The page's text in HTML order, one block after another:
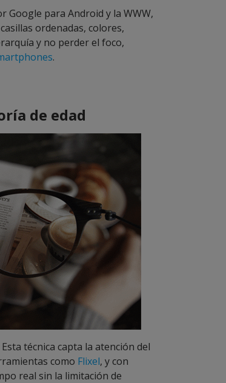
Google para Android y la WWW,
ordenadas, colores,
y no perder el foco,
.
de edad
técnica capta la atención del
como Flixel, y con
real sin la limitación de